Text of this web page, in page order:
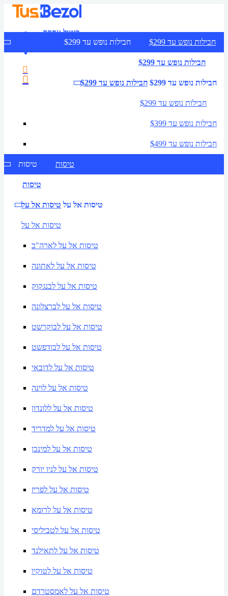
ביטול עסקה
צרו קשר
חבילות נופש עד $299 חבילות נופש עד $299
חבילות נופש עד $299
חבילות נופש עד $299 חבילות נופש עד $299
חבילות נופש עד $299
חבילות נופש עד $399
חבילות נופש עד $499
טיסות טיסות
טיסות
טיסות אל על טיסות אל על
טיסות אל על
טיסות אל על לארה"ב
טיסות אל על לאתונה
טיסות אל על לבנגקוק
טיסות אל על לברצלונה
טיסות אל על לבוקרשט
טיסות אל על לבודפשט
טיסות אל על לדובאי
טיסות אל על לוינה
טיסות אל על ללונדון
טיסות אל על למדריד
טיסות אל על למינכן
טיסות אל על לניו יורק
טיסות אל על לפריז
טיסות אל על לרומא
טיסות אל על לטביליסי
טיסות אל על לתאילנד
טיסות אל על לטוקיו
טיסות אל על לאמסטרדם